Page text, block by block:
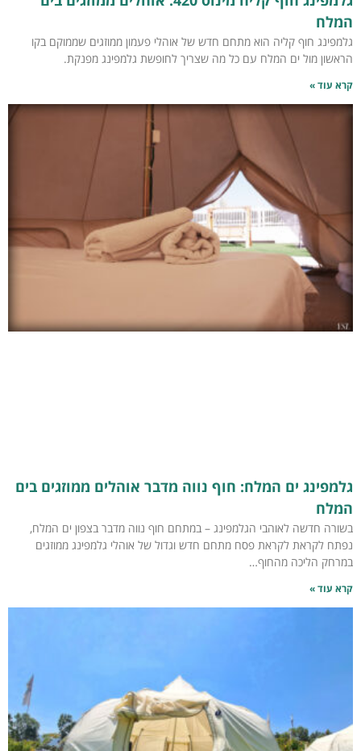
המלח
גלמפינג חוף קליה הוא מתחם חדש של אוהלי פעמון ממוזגים שממוקם בקו
הראשון מול ים המלח עם כל מה שצריך לחופשת גלמפינג מפנקת.
קרא עוד »
גלמפינג ים המלח: חוף נווה מדבר אוהלים ממוזגים בים
המלח
בשורה חדשה לאוהבי הגלמפינג – במתחם חוף נווה מדבר בצפון ים המלח,
נפתח לקראת לקראת פסח מתחם חדש וגדול של אוהלי גלמפינג ממוזגים
במרחק הליכה מהחוף…
קרא עוד »